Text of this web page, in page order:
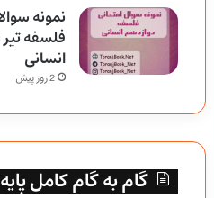
نمونه
انسانی
2 روز پیش
گام به گام کامل